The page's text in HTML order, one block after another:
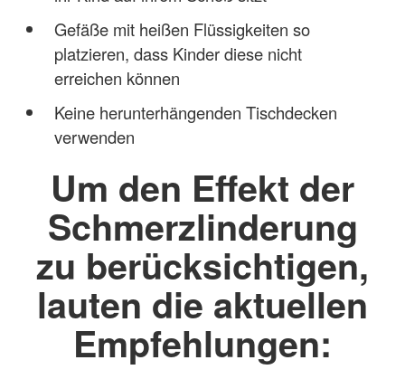
Gefäße mit heißen Flüssigkeiten so
platzieren, dass Kinder diese nicht
erreichen können
Keine herunterhängenden Tischdecken
verwenden
Um den Effekt der
Schmerzlinderung
zu berücksichtigen,
lauten die aktuellen
Empfehlungen: